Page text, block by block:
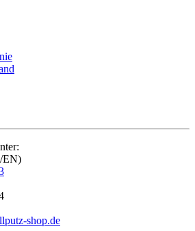
EN)
shop.de